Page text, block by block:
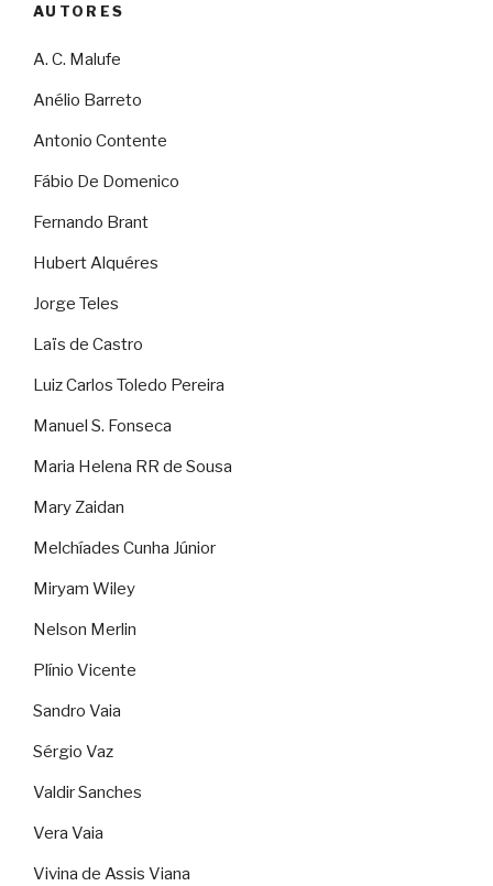
AUTORES
A. C. Malufe
Anélio Barreto
Antonio Contente
Fábio De Domenico
Fernando Brant
Hubert Alquéres
Jorge Teles
Laïs de Castro
Luiz Carlos Toledo Pereira
Manuel S. Fonseca
Maria Helena RR de Sousa
Mary Zaidan
Melchíades Cunha Júnior
Miryam Wiley
Nelson Merlin
Plínio Vicente
Sandro Vaia
Sérgio Vaz
Valdir Sanches
Vera Vaia
Vivina de Assis Viana